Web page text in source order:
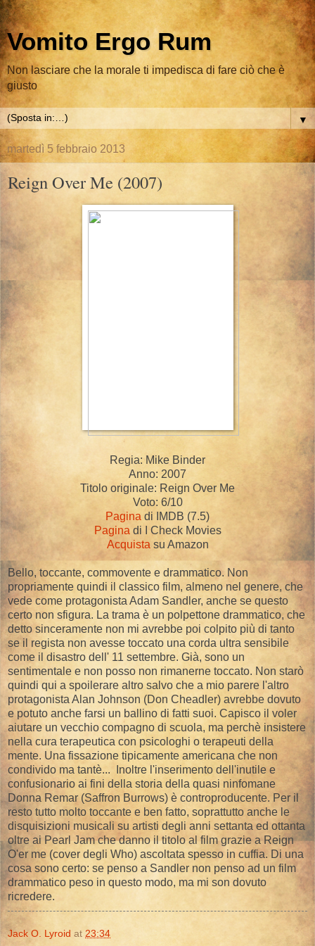
Vomito Ergo Rum
Non lasciare che la morale ti impedisca di fare ciò che è
giusto
▼
martedì 5 febbraio 2013
Reign Over Me (2007)
Regia: Mike Binder
Anno: 2007
Titolo originale: Reign Over Me
Voto: 6/10
Pagina di IMDB (7.5)
Pagina di I Check Movies
Acquista su Amazon
Bello, toccante, commovente e drammatico. Non
propriamente quindi il classico film, almeno nel genere, che
vede come protagonista Adam Sandler, anche se questo
certo non sfigura. La trama è un polpettone drammatico, che
detto sinceramente non mi avrebbe poi colpito più di tanto
se il regista non avesse toccato una corda ultra sensibile
come il disastro dell' 11 settembre. Già, sono un
sentimentale e non posso non rimanerne toccato. Non starò
quindi qui a spoilerare altro salvo che a mio parere l'altro
protagonista Alan Johnson (Don Cheadler) avrebbe dovuto
e potuto anche farsi un ballino di fatti suoi. Capisco il voler
aiutare un vecchio compagno di scuola, ma perchè insistere
nella cura terapeutica con psicologhi o terapeuti della
mente. Una fissazione tipicamente americana che non
condivido ma tantè... Inoltre l'inserimento dell'inutile e
confusionario ai fini della storia della quasi ninfomane
Donna Remar (Saffron Burrows) è controproducente. Per il
resto tutto molto toccante e ben fatto, soprattutto anche le
disquisizioni musicali su artisti degli anni settanta ed ottanta
oltre ai Pearl Jam che danno il titolo al film grazie a Reign
O'er me (cover degli Who) ascoltata spesso in cuffia. Di una
cosa sono certo: se penso a Sandler non penso ad un film
drammatico peso in questo modo, ma mi son dovuto
ricredere.
Jack O. Lyroid at 23:34